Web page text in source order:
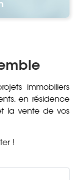
immobiliers
en résidence
la vente de vos
!